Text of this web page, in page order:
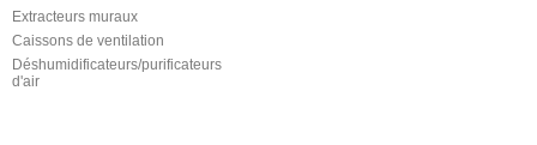
Extracteurs muraux
Caissons de ventilation
Déshumidificateurs/purificateurs
d'air